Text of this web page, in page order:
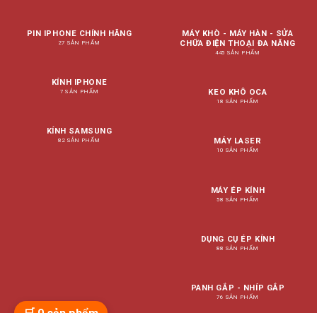
PIN IPHONE CHÍNH HÃNG
27 SẢN PHẨM
KÍNH IPHONE
7 SẢN PHẨM
KÍNH SAMSUNG
82 SẢN PHẨM
MÁY KHÒ - MÁY HÀN - SỬA
CHỮA ĐIỆN THOẠI ĐA NĂNG
445 SẢN PHẨM
KEO KHÔ OCA
18 SẢN PHẨM
MÁY LASER
10 SẢN PHẨM
MÁY ÉP KÍNH
58 SẢN PHẨM
DỤNG CỤ ÉP KÍNH
88 SẢN PHẨM
PANH GẮP - NHÍP GẮP
76 SẢN PHẨM